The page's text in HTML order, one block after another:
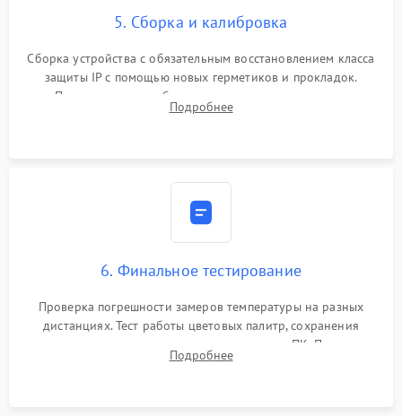
5. Сборка и калибровка
Сборка устройства с обязательным восстановлением класса
защиты IP с помощью новых герметиков и прокладок.
Программная калибровка матрицы по эталонному
абсолютно черному телу для точного измерения температур.
Подробнее
6. Финальное тестирование
Проверка погрешности замеров температуры на разных
дистанциях. Тест работы цветовых палитр, сохранения
термограмм в память и передачи данных на ПК. Проверка
автономности работы и итоговый контроль качества.
Подробнее